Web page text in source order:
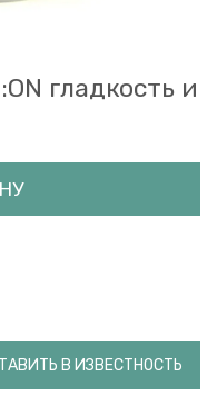
гладкость и
В ИЗВЕСТНОСТЬ